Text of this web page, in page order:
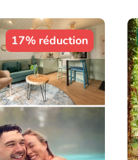
17% réduction